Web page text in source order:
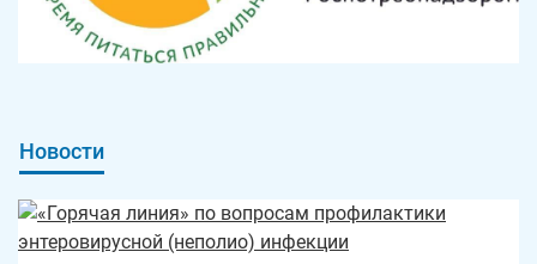
Новости